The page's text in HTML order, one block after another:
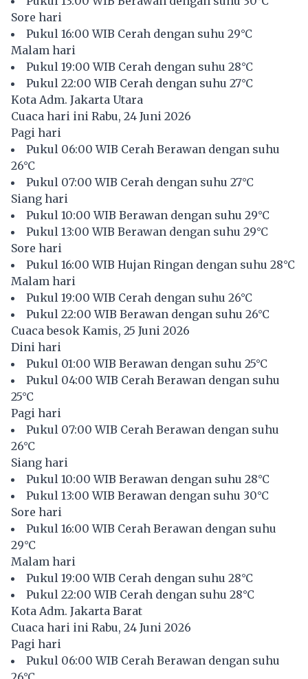
Sore hari
Pukul 16:00 WIB Cerah dengan suhu 29°C
Malam hari
Pukul 19:00 WIB Cerah dengan suhu 28°C
Pukul 22:00 WIB Cerah dengan suhu 27°C
Kota Adm. Jakarta Utara
Cuaca hari ini Rabu, 24 Juni 2026
Pagi hari
Pukul 06:00 WIB Cerah Berawan dengan suhu
26°C
Pukul 07:00 WIB Cerah dengan suhu 27°C
Siang hari
Pukul 10:00 WIB Berawan dengan suhu 29°C
Pukul 13:00 WIB Berawan dengan suhu 29°C
Sore hari
Pukul 16:00 WIB Hujan Ringan dengan suhu 28°C
Malam hari
Pukul 19:00 WIB Cerah dengan suhu 26°C
Pukul 22:00 WIB Berawan dengan suhu 26°C
Cuaca besok Kamis, 25 Juni 2026
Dini hari
Pukul 01:00 WIB Berawan dengan suhu 25°C
Pukul 04:00 WIB Cerah Berawan dengan suhu
25°C
Pagi hari
Pukul 07:00 WIB Cerah Berawan dengan suhu
26°C
Siang hari
Pukul 10:00 WIB Berawan dengan suhu 28°C
Pukul 13:00 WIB Berawan dengan suhu 30°C
Sore hari
Pukul 16:00 WIB Cerah Berawan dengan suhu
29°C
Malam hari
Pukul 19:00 WIB Cerah dengan suhu 28°C
Pukul 22:00 WIB Cerah dengan suhu 28°C
Kota Adm. Jakarta Barat
Cuaca hari ini Rabu, 24 Juni 2026
Pagi hari
Pukul 06:00 WIB Cerah Berawan dengan suhu